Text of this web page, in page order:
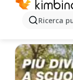
Ricerca
Castelli